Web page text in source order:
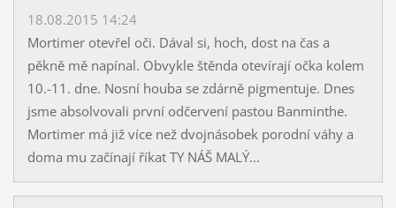
18.08.2015 14:24
Mortimer otevřel oči. Dával si, hoch, dost na čas a
pěkně mě napínal. Obvykle štěnda otevírají očka kolem
10.-11. dne. Nosní houba se zdárně pigmentuje. Dnes
jsme absolvovali první odčervení pastou Banminthe.
Mortimer má již více než dvojnásobek porodní váhy a
doma mu začínají říkat TY NÁŠ MALÝ...